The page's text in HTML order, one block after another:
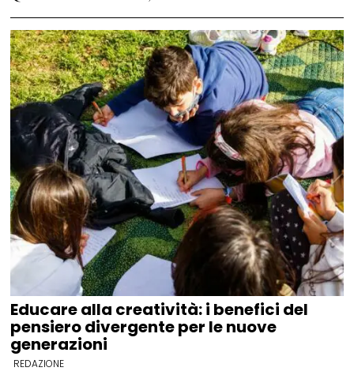
Educare alla creatività: i benefici del
pensiero divergente per le nuove
generazioni
REDAZIONE